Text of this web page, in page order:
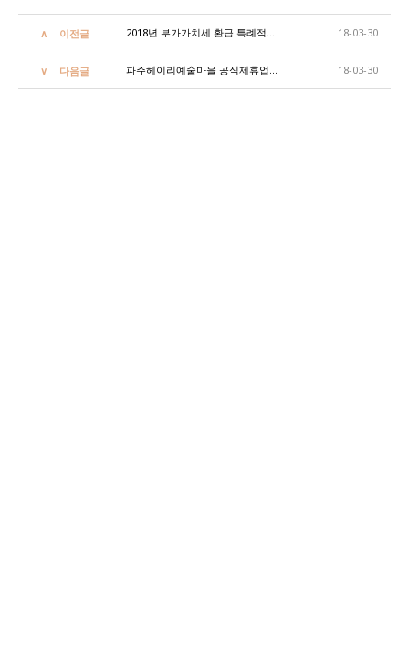
이전글 2018년 부가가치세 환급 특례적용 관광호텔선정 / TAX REFUND achived for 2018 18-03-30
다음글 파주헤이리예술마을 공식제휴업체 선정 18-03-30